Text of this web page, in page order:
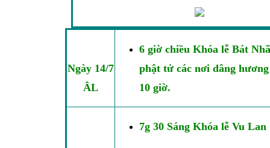
Ngày 14/7
ÂL
6 giờ chiều Khóa lễ Bát
phật tử các nơi dâng
10 giờ.
7g 30 Sáng Khóa lễ Vu Lan